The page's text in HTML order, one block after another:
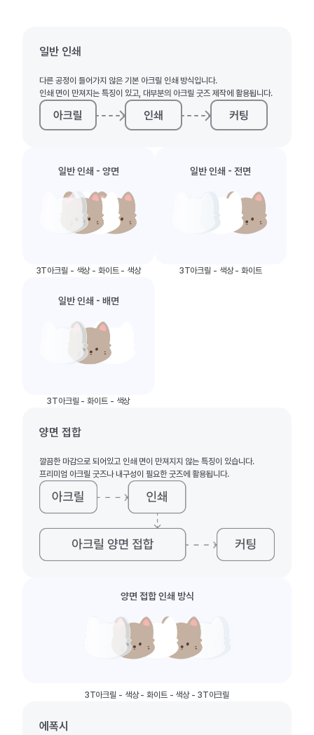
일반 인쇄
다른 공정이 들어가지 않은 기본 아크릴 인쇄 방식입니다.
인쇄 면이 만져지는 특징이 있고, 대부분의 아크릴 굿즈 제작에 활용됩니다.
일반 인쇄 - 양면
3T아크릴 - 색상 - 화이트 - 색상
일반 인쇄 - 전면
3T아크릴 - 색상 - 화이트
일반 인쇄 - 배면
3T아크릴 - 화이트 - 색상
양면 접합
깔끔한 마감으로 되어있고 인쇄 면이 만져지지 않는 특징이 있습니다.
프리미엄 아크릴 굿즈나 내구성이 필요한 굿즈에 활용됩니다.
양면 접합 인쇄 방식
3T아크릴 - 색상 - 화이트 - 색상 - 3T아크릴
에폭시